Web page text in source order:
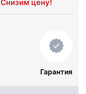
Снизим цену!
Гарантия